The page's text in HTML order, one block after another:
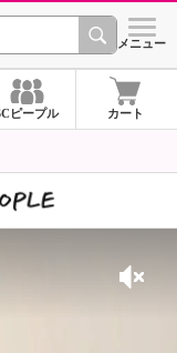
シメニュー
ピープル カート